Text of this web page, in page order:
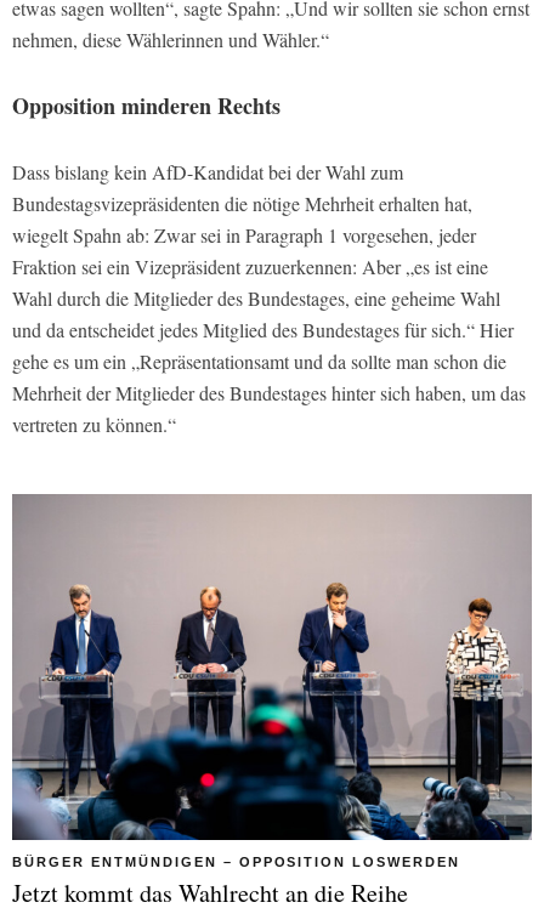
etwas sagen wollten“, sagte Spahn: „Und wir sollten sie schon ernst
nehmen, diese Wählerinnen und Wähler.“
Opposition minderen Rechts
Dass bislang kein AfD-Kandidat bei der Wahl zum
Bundestagsvizepräsidenten die nötige Mehrheit erhalten hat,
wiegelt Spahn ab: Zwar sei in Paragraph 1 vorgesehen, jeder
Fraktion sei ein Vizepräsident zuzuerkennen: Aber „es ist eine
Wahl durch die Mitglieder des Bundestages, eine geheime Wahl
und da entscheidet jedes Mitglied des Bundestages für sich.“ Hier
gehe es um ein „Repräsentationsamt und da sollte man schon die
Mehrheit der Mitglieder des Bundestages hinter sich haben, um das
vertreten zu können.“
BÜRGER ENTMÜNDIGEN – OPPOSITION LOSWERDEN
Jetzt kommt das Wahlrecht an die Reihe